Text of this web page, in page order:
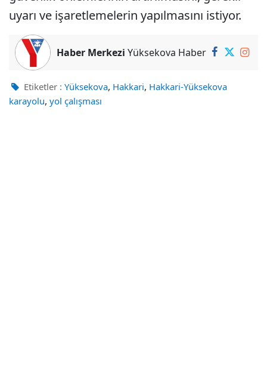
uyarı ve işaretlemelerin yapılmasını istiyor.
Haber Merkezi Yüksekova Haber
Etiketler : Yüksekova, Hakkari, Hakkari-Yüksekova
karayolu, yol çalışması